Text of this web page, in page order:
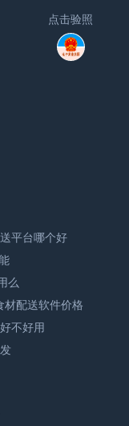
点击验照
平台哪个好
么
材配送软件价格
不好用